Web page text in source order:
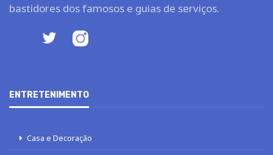
bastidores dos famosos e guias de serviços.
ENTRETENIMENTO
Casa e Decoração